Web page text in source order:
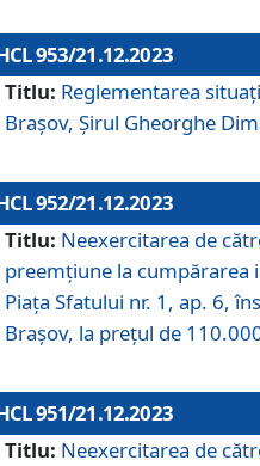
953/21.12.2023
Titlu: Reglementarea
Brașov, Șirul Gheorghe
952/21.12.2023
Titlu: Neexercitarea de
preemțiune la cumpărarea
Piața Sfatului nr. 1, ap. 6,
Brașov, la prețul de
951/21.12.2023
Titlu: Neexercitarea de